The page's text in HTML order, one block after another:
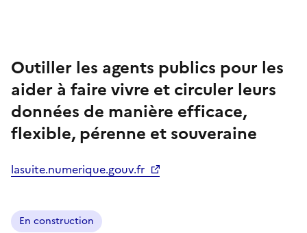
Outiller les agents publics pour les
aider à faire vivre et circuler leurs
données de manière efficace,
flexible, pérenne et souveraine
lasuite.numerique.gouv.fr
En construction